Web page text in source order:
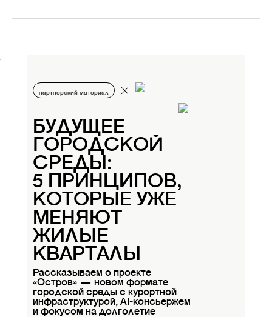
партнерский материал
БУДУЩЕЕ
ГОРОДСКОЙ
СРЕДЫ:
5 ПРИНЦИПОВ,
КОТОРЫЕ УЖЕ
МЕНЯЮТ
ЖИЛЫЕ
КВАРТАЛЫ
Рассказываем о проекте
«Остров» — новом формате
городской среды с курортной
инфраструктурой, AI-консьержем
и фокусом на долголетие